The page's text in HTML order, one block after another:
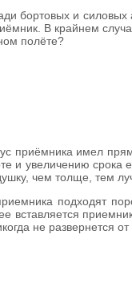
бортовых и
В крайнем
полёте?
приёмника имел
и увеличению
чем толще, тем
подходят
вставляется
не развернется